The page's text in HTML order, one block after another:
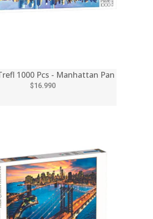
1000 Pcs - Manhattan Pan
$16.990